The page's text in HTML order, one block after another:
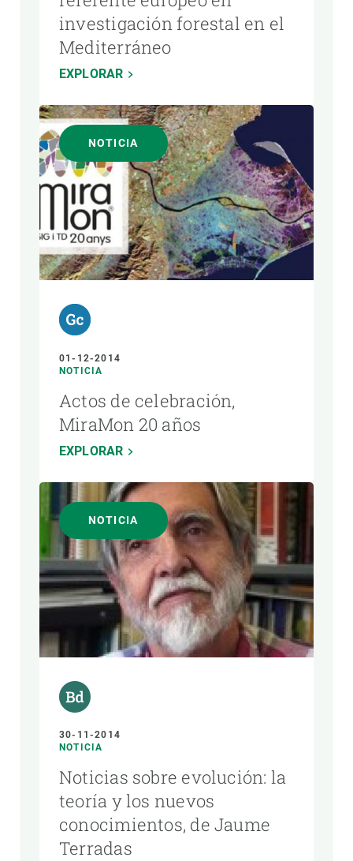
investigación forestal en el
Mediterráneo
EXPLORAR
NOTICIA
01-12-2014
NOTICIA
Actos de celebración,
MiraMon 20 años
EXPLORAR
NOTICIA
30-11-2014
NOTICIA
Noticias sobre evolución: la
teoría y los nuevos
conocimientos, de Jaume
Terradas